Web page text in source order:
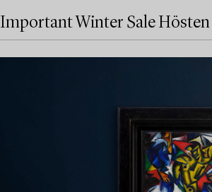
Important Winter Sale Hösten